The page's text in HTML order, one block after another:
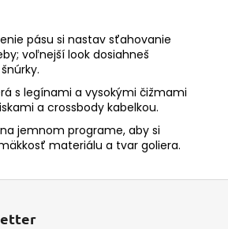
pásu si nastav sťahovanie
voľnejší look dosiahneš
s legínami a vysokými čižmami
a crossbody kabelkou.
jemnom programe, aby si
materiálu a tvar goliera.